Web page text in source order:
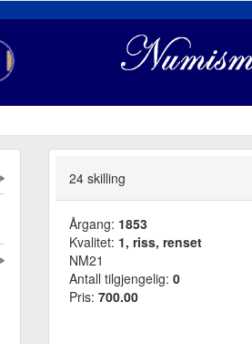
24 skilling
Årgang: 1853
Kvalitet: 1, riss, renset
NM21
Antall tilgjengelig: 0
Pris: 700.00